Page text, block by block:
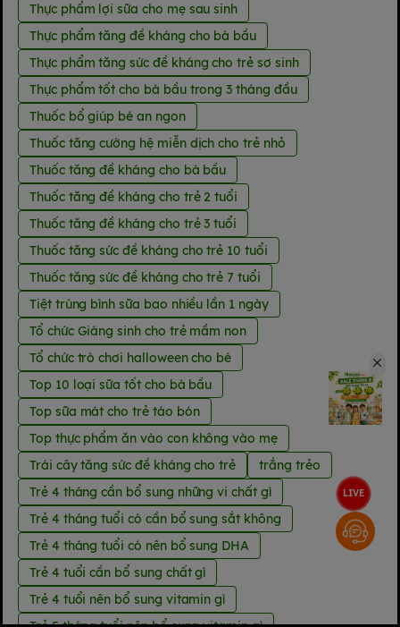
Thực phẩm lợi sữa cho mẹ sau sinh
Thực phẩm tăng đề kháng cho bà bầu
Thực phẩm tăng sức đề kháng cho trẻ sơ sinh
Thực phẩm tốt cho bà bầu trong 3 tháng đầu
Thuốc bổ giúp bé an ngon
Thuốc tăng cường hệ miễn dịch cho trẻ nhỏ
Thuốc tăng đề kháng cho bà bầu
Thuốc tăng đề kháng cho trẻ 2 tuổi
Thuốc tăng đề kháng cho trẻ 3 tuổi
Thuốc tăng sức đề kháng cho trẻ 10 tuổi
Thuốc tăng sức đề kháng cho trẻ 7 tuổi
Tiệt trùng bình sữa bao nhiều lần 1 ngày
Tổ chức Giáng sinh cho trẻ mầm non
Tổ chức trò chơi halloween cho bé
Top 10 loại sữa tốt cho bà bầu
Top sữa mát cho trẻ táo bón
Top thực phẩm ăn vào con không vào mẹ
Trái cây tăng sức đề kháng cho trẻ
trắng trẻo
Trẻ 4 tháng cần bổ sung những vi chất gì
Trẻ 4 tháng tuổi có cần bổ sung sắt không
Trẻ 4 tháng tuổi có nên bổ sung DHA
Trẻ 4 tuổi cần bổ sung chất gì
Trẻ 4 tuổi nên bổ sung vitamin gì
LIVE